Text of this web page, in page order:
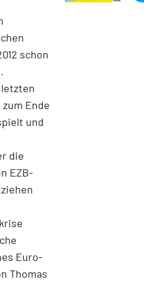
schon
Ende
und
die
EZB-
Euro-
Thomas